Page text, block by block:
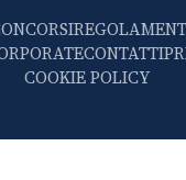
CONTATTI
COOKIE POLICY